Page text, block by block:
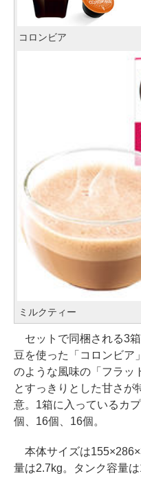
コロンビア
ミルクティー
セットで同梱される3
豆を使った「コロンビア
のような風味の「フラッ
とすっきりとした甘さが
意。1箱に入っているカ
個、16個、16個。
本体サイズは
量は2.7kg。タンク容量